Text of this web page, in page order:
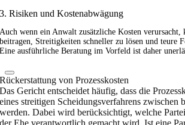
3. Risiken und Kostenabwägung
Auch wenn ein Anwalt zusätzliche Kosten
beitragen, Streitigkeiten schneller zu lösen und teure
Eine ausführliche Beratung im Vorfeld ist daher
Rückerstattung von Prozesskosten
Das Gericht entscheidet häufig, dass die
eines streitigen Scheidungsverfahrens zwischen
werden. Dabei wird berücksichtigt, welche
der Ehe verantwortlich gemacht wird. Ist eine